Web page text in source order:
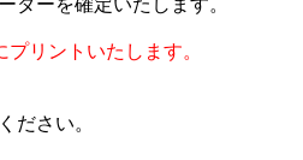
ダーを確定いたします。
リントいたします。
ださい。